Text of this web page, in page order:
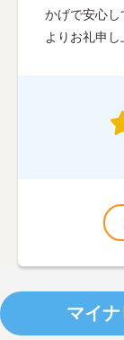
かげで安心
よりお礼申し
マイ